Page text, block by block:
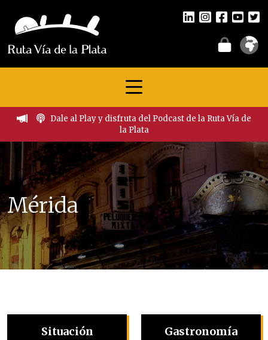
Dale al Play y disfruta del Podcast de la Ruta Vía de
la Plata
Mérida
Situación Gastronomía